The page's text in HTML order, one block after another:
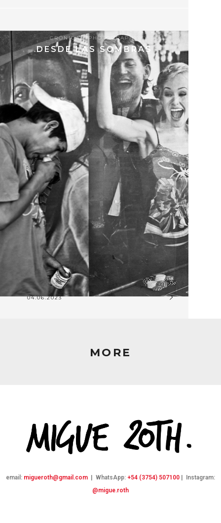
9
04.06.2023
CRÓNICAS,PHOTOGRAPHY
DESDE LAS SOMBRAS
MORE
email: migueroth@gmail.com | WhatsApp: +54 (3754) 507100 | Instagram:
@migue.roth